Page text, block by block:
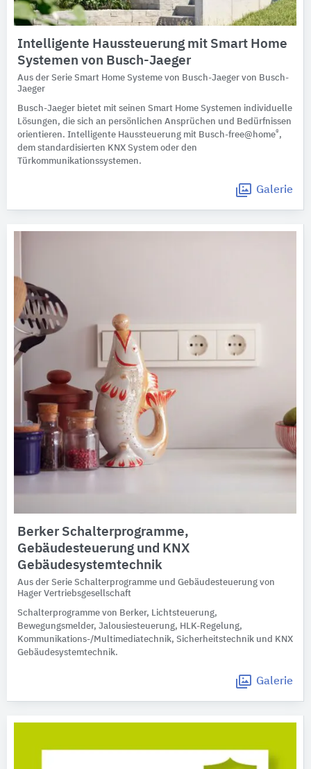
Intelligente Haussteuerung mit Smart Home
Systemen von Busch-Jaeger
Aus der Serie Smart Home Systeme von Busch-Jaeger von Busch-
Jaeger
Busch-Jaeger bietet mit seinen Smart Home Systemen individuelle
Lösungen, die sich an persönlichen Ansprüchen und Bedürfnissen
orientieren. Intelligente Haussteuerung mit Busch-free@home®,
dem standardisierten KNX System oder den
Türkommunikationssystemen.
Galerie
Berker Schalterprogramme,
Gebäudesteuerung und KNX
Gebäudesystemtechnik
Aus der Serie Schalterprogramme und Gebäudesteuerung von
Hager Vertriebsgesellschaft
Schalterprogramme von Berker, Lichtsteuerung,
Bewegungsmelder, Jalousiesteuerung, HLK-Regelung,
Kommunikations-/Multimediatechnik, Sicherheitstechnik und KNX
Gebäudesystemtechnik.
Galerie